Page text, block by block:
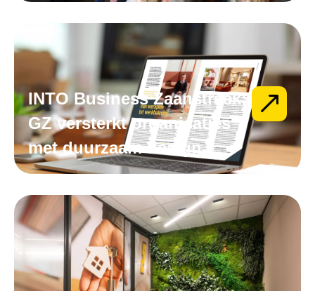
INTO Business Zaanstreek:
GZ versterkt organisaties
met duurzaam design